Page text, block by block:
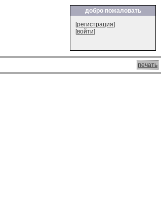
добро пожаловать
[регистрация]
[войти]
печать